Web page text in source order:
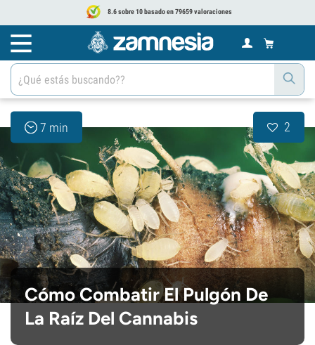
8.6 sobre 10 basado en 79659 valoraciones
7 min 2
Cómo Combatir El Pulgón De
La Raíz Del Cannabis